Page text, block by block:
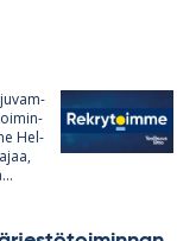
Hel­